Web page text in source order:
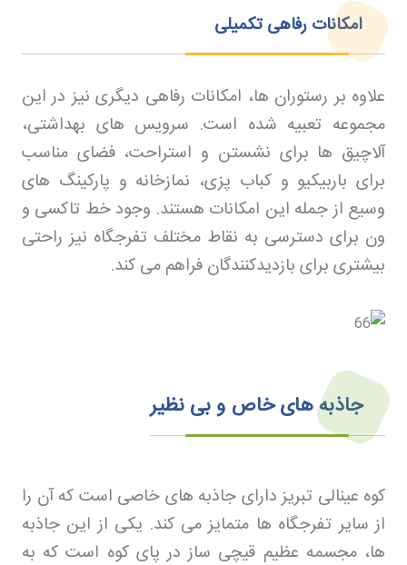
امکانات رفاهی تکمیلی
علاوه بر رستوران ها، امکانات رفاهی دیگری نیز در این
مجموعه تعبیه شده است. سرویس های بهداشتی،
آلاچیق ها برای نشستن و استراحت، فضای مناسب
برای باربیکیو و کباب پزی، نمازخانه و پارکینگ های
وسیع از جمله این امکانات هستند. وجود خط تاکسی و
ون برای دسترسی به نقاط مختلف تفرجگاه نیز راحتی
بیشتری برای بازدیدکنندگان فراهم می کند.
جاذبه های خاص و بی نظیر
کوه عینالی تبریز دارای جاذبه های خاصی است که آن را
از سایر تفرجگاه ها متمایز می کند. یکی از این جاذبه
ها، مجسمه عظیم قیچی ساز در پای کوه است که به